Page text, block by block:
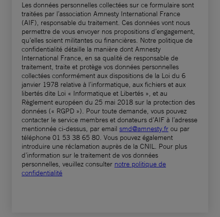
sans conditions. Dans l’intervalle, il doit être
détenu dans des conditions conformes aux
normes internationales, en vertu des Règles
Nelson Mandela, et doit se voir accorder
immédiatement l’accès aux soins médicaux
dont il a besoin.
Je vous prie d’agréer, Monsieur le Procureur
général et ministre de la Justice de l’État de
Kano, l’expression de ma très haute
considération.
Les données personnelles collectées sur ce formulaire sont
traitées par l’association Amnesty International France
(AIF), responsable du traitement. Ces données vont nous
permettre de vous envoyer nos propositions d’engagement,
qu’elles soient militantes ou financières. Notre politique de
confidentialité détaille la manière dont Amnesty
International France, en sa qualité de responsable de
traitement, traite et protège vos données personnelles
collectées conformément aux dispositions de la Loi du 6
janvier 1978 relative à l’informatique, aux fichiers et aux
libertés dite Loi « Informatique et Libertés », et au
Règlement européen du 25 mai 2018 sur la protection des
données (« RGPD »). Pour toute demande, vous pouvez
contacter le service membres et donateurs d’AIF à l’adresse
mentionnée ci-dessus, par email smd@amnesty.fr ou par
téléphone 01 53 38 65 80. Vous pouvez également
introduire une réclamation auprès de la CNIL. Pour plus
d’information sur le traitement de vos données
personnelles, veuillez consulter notre politique de
confidentialité